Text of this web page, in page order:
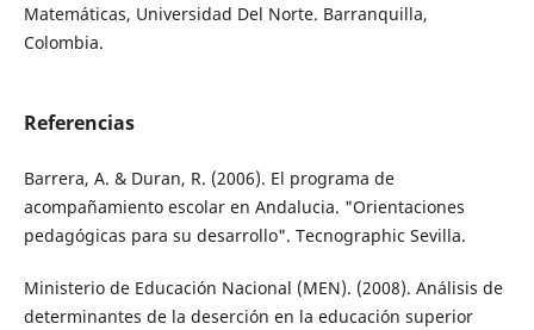
Matemáticas, Universidad Del Norte. Barranquilla,
Colombia.
Referencias
Barrera, A. & Duran, R. (2006). El programa de
acompañamiento escolar en Andalucia. "Orientaciones
pedagógicas para su desarrollo". Tecnographic Sevilla.
Ministerio de Educación Nacional (MEN). (2008). Análisis de
determinantes de la deserción en la educación superior